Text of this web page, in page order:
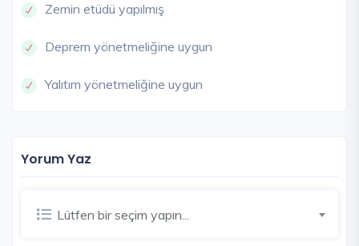
Zemin etüdü yapılmış
Deprem yönetmeliğine uygun
Yalıtım yönetmeliğine uygun
Yorum Yaz
Lütfen bir seçim yapın...